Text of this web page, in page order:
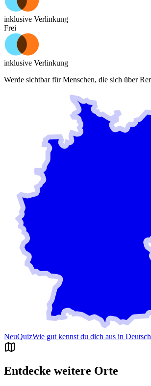
☆ Ich freue mich, wenn ich höre, daß wir
inklusive Verlinkung
Frei
inklusive Verlinkung
Werde sichtbar für Menschen, die sich über
NeuQuizWie gut kennst du dich aus in
Entdecke weitere Orte